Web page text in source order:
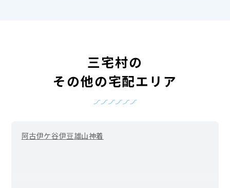
三宅村の
その他の宅配エリア
阿古伊ケ谷伊豆雄山神着